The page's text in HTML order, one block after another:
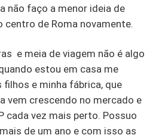
não faço a menor ideia de
centro de Roma novamente.
e meia de viagem não é algo
estou em casa me
filhos e minha fábrica, que
vem crescendo no mercado e
cada vez mais perto. Possuo
de um ano e com isso as